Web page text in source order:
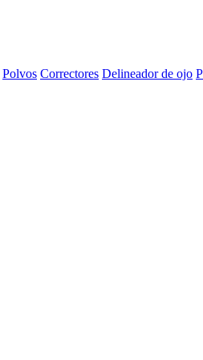
Polvos Correctores Delineador de ojo